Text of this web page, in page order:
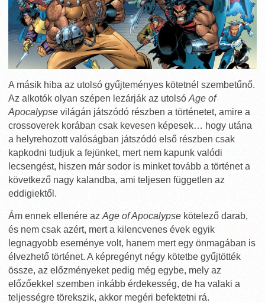
A másik hiba az utolsó gyűjteményes kötetnél szembetűnő.
Az alkotók olyan szépen lezárják az utolsó Age of
Apocalypse világán játszódó részben a történetet, amire a
crossoverek korában csak kevesen képesek… hogy utána
a helyrehozott valóságban játszódó első részben csak
kapkodni tudjuk a fejünket, mert nem kapunk valódi
lecsengést, hiszen már sodor is minket tovább a történet a
következő nagy kalandba, ami teljesen független az
eddigiektől.
Ám ennek ellenére az Age of Apocalypse kötelező darab,
és nem csak azért, mert a kilencvenes évek egyik
legnagyobb eseménye volt, hanem mert egy önmagában is
élvezhető történet. A képregényt négy kötetbe gyűjtötték
össze, az előzményeket pedig még egybe, mely az
előzőekkel szemben inkább érdekesség, de ha valaki a
teljességre törekszik, akkor megéri befektetni rá.